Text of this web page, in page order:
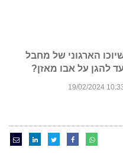
הארגוני של מחבל
להגן על אבו מאזן?